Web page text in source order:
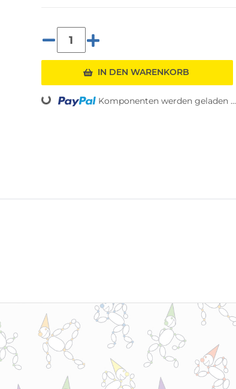
IN DEN WARENKORB
Loading... Komponenten werden geladen ...